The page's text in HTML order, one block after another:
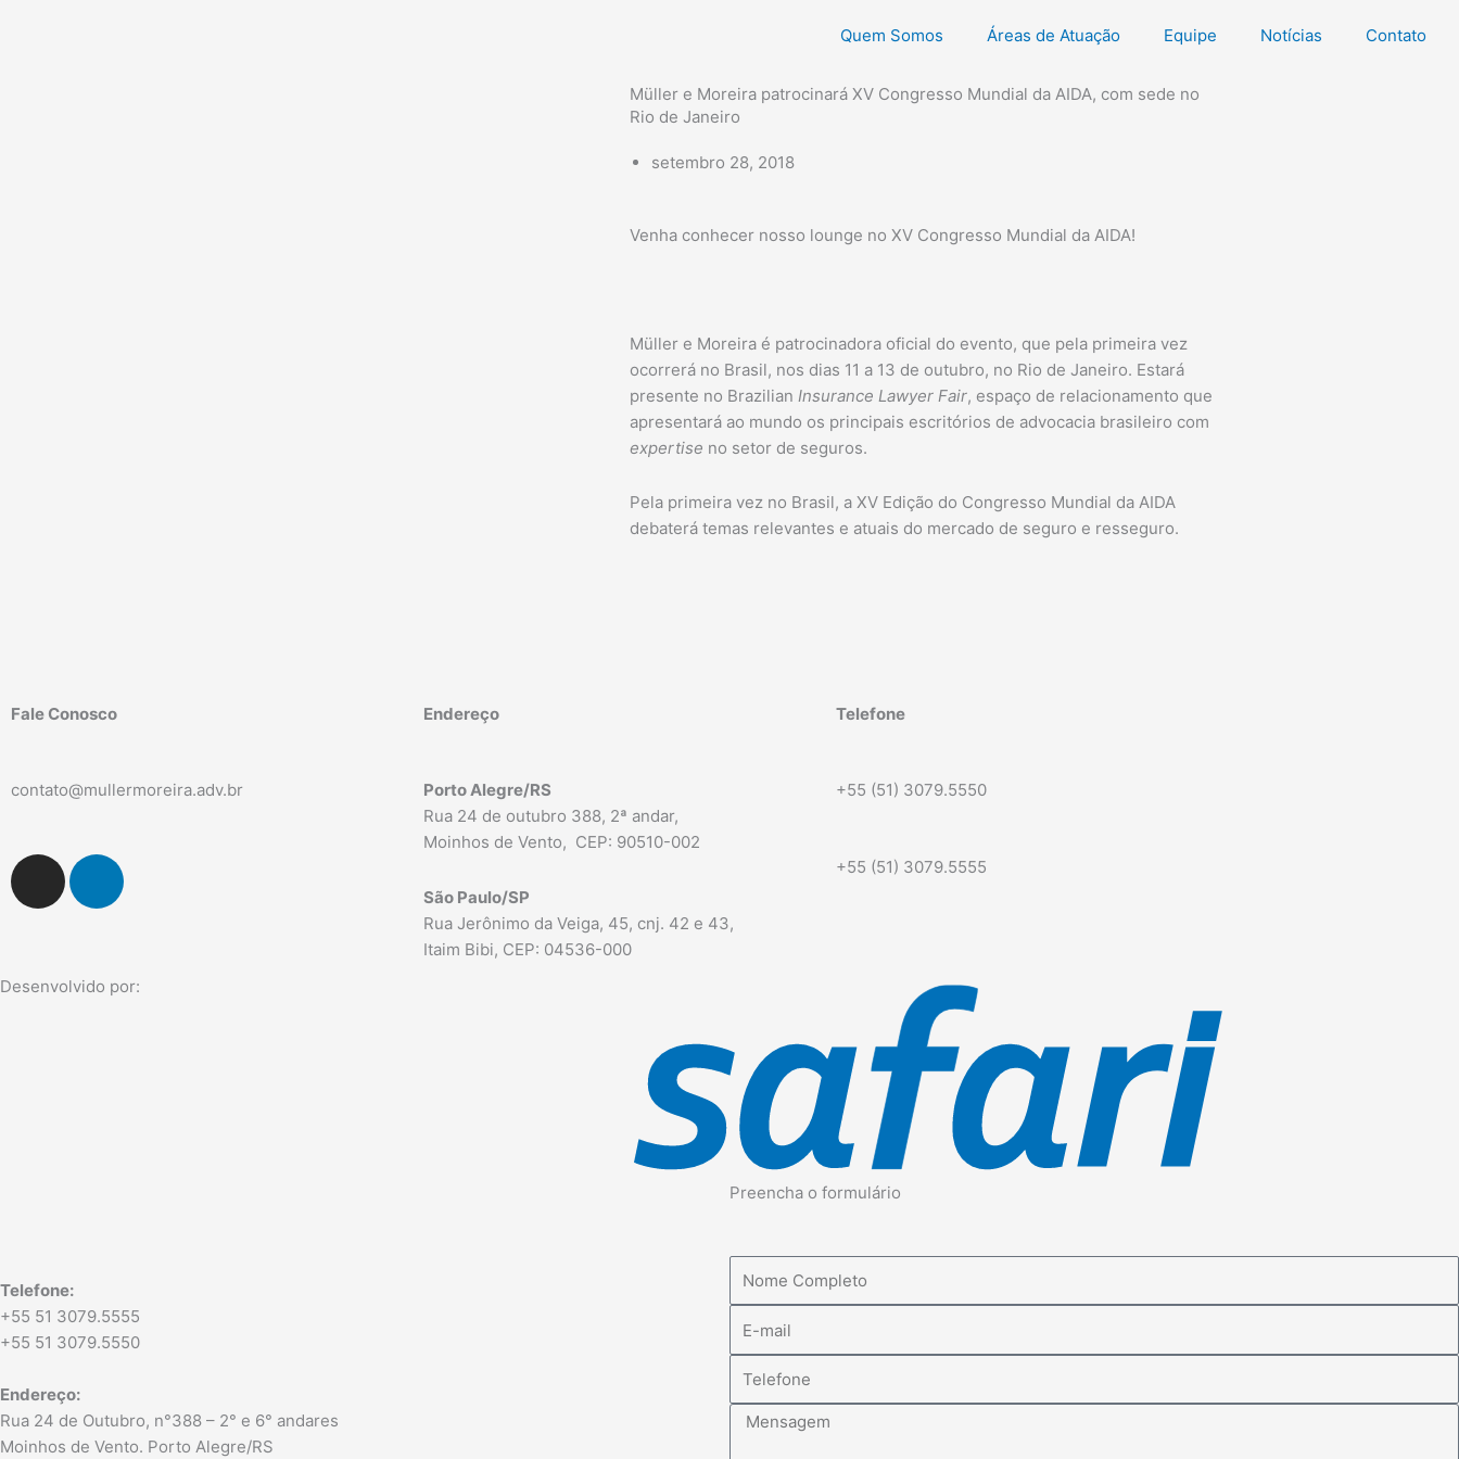
Quem Somos Áreas de Atuação Equipe Notícias Contato
Müller e Moreira patrocinará XV Congresso Mundial da AIDA, com sede no
Rio de Janeiro
setembro 28, 2018
Venha conhecer nosso lounge no XV Congresso Mundial da AIDA!
Müller e Moreira é patrocinadora oficial do evento, que pela primeira vez
ocorrerá no Brasil, nos dias 11 a 13 de outubro, no Rio de Janeiro. Estará
presente no Brazilian Insurance Lawyer Fair, espaço de relacionamento que
apresentará ao mundo os principais escritórios de advocacia brasileiro com
expertise no setor de seguros.
Pela primeira vez no Brasil, a XV Edição do Congresso Mundial da AIDA
debaterá temas relevantes e atuais do mercado de seguro e resseguro.
Fale Conosco
contato@mullermoreira.adv.br
I
g
L
e
d
Endereço
Porto Alegre/RS
Rua 24 de outubro 388, 2ª andar,
Moinhos de Vento, CEP: 90510-002
São Paulo/SP
Rua Jerônimo da Veiga, 45, cnj. 42 e 43,
Itaim Bibi, CEP: 04536-000
Telefone
+55 (51) 3079.5550
+55 (51) 3079.5555
Desenvolvido por:
Telefone:
+55 51 3079.5555
+55 51 3079.5550
Endereço:
Rua 24 de Outubro, n°388 – 2° e 6° andares
Moinhos de Vento. Porto Alegre/RS
Preencha o formulário
mail
Mensagem